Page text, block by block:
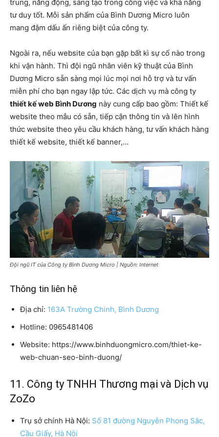
trung, năng động, sáng tạo trong công việc và khả năng
tư duy tốt. Mỗi sản phẩm của Bình Dương Micro luôn
mang đậm dấu ấn riêng biệt của công ty.
Ngoài ra, nếu website của bạn gặp bất kì sự cố nào trong
khi vận hành. Thì đội ngũ nhân viên kỹ thuật của Bình
Dương Micro sẵn sàng mọi lúc mọi nơi hỗ trợ và tư vấn
miễn phí cho bạn ngay lập tức. Các dịch vụ mà công ty
thiết kế web Bình Dương này cung cấp bao gồm: Thiết kế
website theo mẫu có sẵn, tiếp cận thông tin và lên hình
thức website theo yêu cầu khách hàng, tư vấn khách hàng
thiết kế website, thiết kế banner,…
Đội ngũ IT của Công ty Bình Dương Micro | Nguồn: Internet
Thông tin liên hệ
Địa chỉ: 163A Trường Chinh, Bình Dương
Hotline: 0965481406
Website: https://www.binhduongmicro.com/thiet-ke-
web-chuan-seo-binh-duong/
11. Công ty TNHH Thương mại và Dịch vụ
ZoZo
Trụ sở chính Hà Nội: Số 81 đường Nguyễn Phong Sắc,
Cầu Giấy, Hà Nội